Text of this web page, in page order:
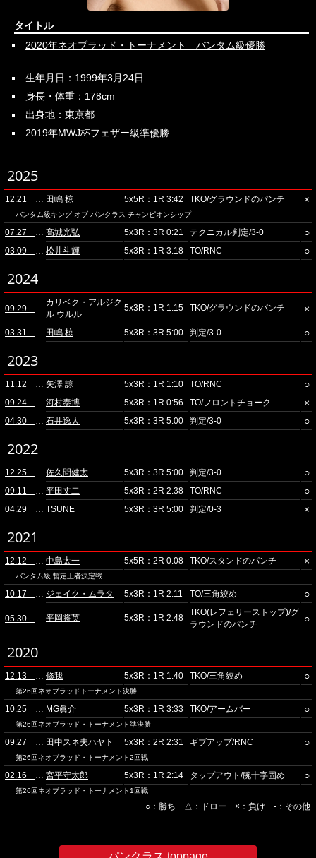
タイトル
2020年ネオブラッド・トーナメント バンタム級優勝
生年月日：1999年3月24日
身長・体重：178cm
出身地：東京都
2019年MWJ杯フェザー級準優勝
2025
12.21 立川ステージガーデン 田嶋 椋 5x5R：1R 3:42 TKO/グラウンドのパンチ ×
バンタム級キング オブ パンクラス チャンピオンシップ
07.27 立川ステージガーデン 髙城光弘 5x3R：3R 0:21 テクニカル判定/3-0 ○
03.09 横浜武道館 松井斗輝 5x3R：1R 3:18 TO/RNC ○
2024
09.29 立川ステージガーデン
カリベク・アルジク
ル ウルル
5x3R：1R 1:15 TKO/グラウンドのパンチ ×
03.31 立川ステージガーデン 田嶋 椋 5x3R：3R 5:00 判定/3-0 ○
2023
11.12 ニューピアホール(夜) 矢澤 諒 5x3R：1R 1:10 TO/RNC ○
09.24 立川ステージガーデン 河村泰博 5x3R：1R 0:56 TO/フロントチョーク ×
04.30 立川ステージガーデン 石井逸人 5x3R：3R 5:00 判定/3-0 ○
2022
12.25 横浜武道館 佐久間健太 5x3R：3R 5:00 判定/3-0 ○
09.11 立川ステージガーデン 平田丈二 5x3R：2R 2:38 TO/RNC ○
04.29 立川ステージガーデン TSUNE 5x3R：3R 5:00 判定/0-3 ×
2021
12.12 スタジオコースト 中島太一 5x5R：2R 0:08 TKO/スタンドのパンチ ×
バンタム級 暫定王者決定戦
10.17 スタジオコースト ジェイク・ムラタ 5x3R：1R 2:11 TO/三角絞め ○
05.30 スタジオコースト 平岡将英 5x3R：1R 2:48
TKO(レフェリーストップ)/グ
ラウンドのパンチ
○
2020
12.13 スタジオコースト 修我 5x3R：1R 1:40 TKO/三角絞め ○
第26回ネオブラッドトーナメント決勝
10.25 スタジオコースト MG眞介 5x3R：1R 3:33 TKO/アームバー ○
第26回ネオブラッド・トーナメント準決勝
09.27 スタジオコースト 田中スネ夫ハヤト 5x3R：2R 2:31 ギブアップ/RNC ○
第26回ネオブラッド・トーナメント2回戦
02.16 スタジオコースト 宮平守太郎 5x3R：1R 2:14 タップアウト/腕十字固め ○
第26回ネオブラッド・トーナメント1回戦
○：勝ち △：ドロー ×：負け -：その他